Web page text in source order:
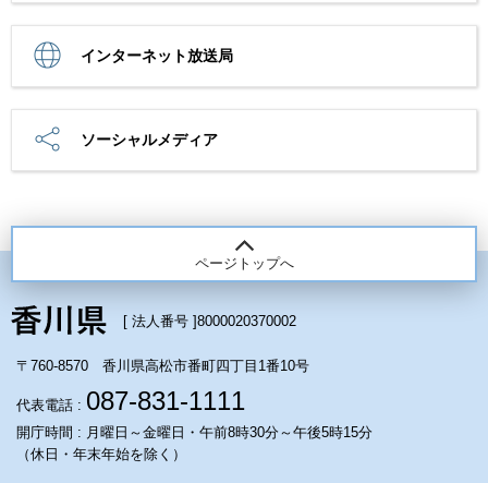
インターネット放送局
ソーシャルメディア
ページトップへ
[ 法人番号 ]8000020370002
〒760-8570 香川県高松市番町四丁目1番10号
代表電話 : 087-831-1111
開庁時間 : 月曜日～金曜日・午前8時30分～午後5時15分
（休日・年末年始を除く）